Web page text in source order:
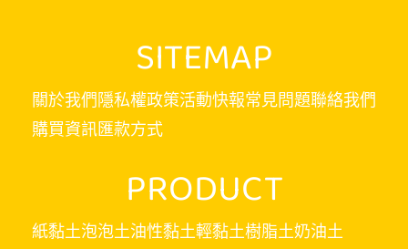
SITEMAP
關於我們隱私權政策活動快報常見問題聯絡我們
購買資訊匯款方式
PRODUCT
紙黏土泡泡土油性黏土輕黏土樹脂土奶油土